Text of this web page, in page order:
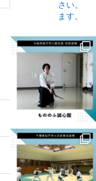
さい。
ます。